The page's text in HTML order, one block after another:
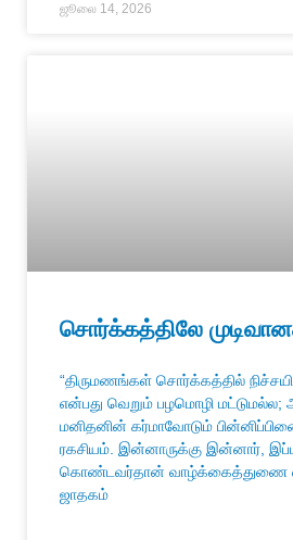
ஜூலை 14, 2026
சொர்க்கத்திலே
“திருமணங்கள் சொர்க்கத்தில்
என்பது வெறும் பழமொழி
மனிதனின் கர்மாவோடும்
ரகசியம். இன்னாருக்கு இன்னார்,
கொண்டவர்தான் வாழ்க்கைத்துணை
ஜாதகம்